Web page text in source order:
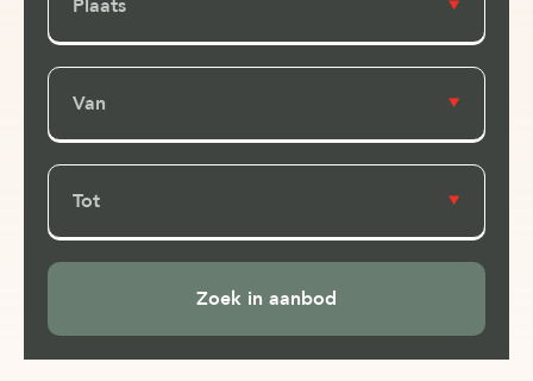
Plaats
Van
Tot